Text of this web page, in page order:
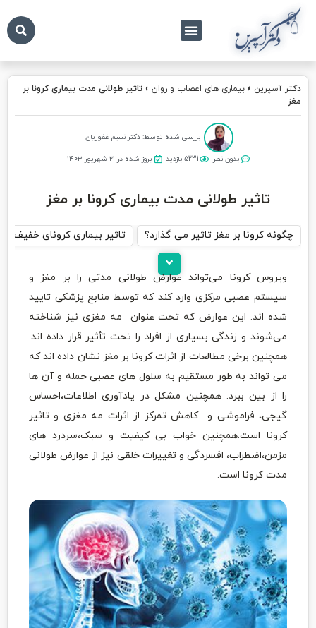
دکتر آسپرین » بیماری های اعصاب و روان » تاثیر طولانی مدت بیماری کرونا بر
مغز
بررسی شده توسط: دکتر نسیم غفوریان
بدون نظر 5231 بازدید بروز شده در ۲۱ شهریور ۱۴۰۳
تاثیر طولانی مدت بیماری کرونا بر مغز
چگونه کرونا بر مغز تاثیر می گذارد؟ تاثیر بیماری کرونای خفیف
ویروس کرونا می‌تواند عوارض طولانی مدتی را بر مغز و
سیستم عصبی مرکزی وارد کند که توسط منابع پزشکی تایید
شده اند. این عوارض که تحت عنوان مه مغزی نیز شناخته
می‌شوند و زندگی بسیاری از افراد را تحت تأثیر قرار داده اند.
همچنین برخی مطالعات از اثرات کرونا بر مغز نشان داده اند که
می تواند به طور مستقیم به سلول های عصبی حمله و آن ها
را از بین ببرد. همچنین مشکل در یادآوری اطلاعات،احساس
گیجی، فراموشی و کاهش تمرکز از اثرات مه مغزی و تاثیر
کرونا است.همچنین خواب بی کیفیت و سبک،سردرد های
مزمن،اضطراب، افسردگی و تغییرات خلقی نیز از عوارض طولانی
مدت کرونا است.